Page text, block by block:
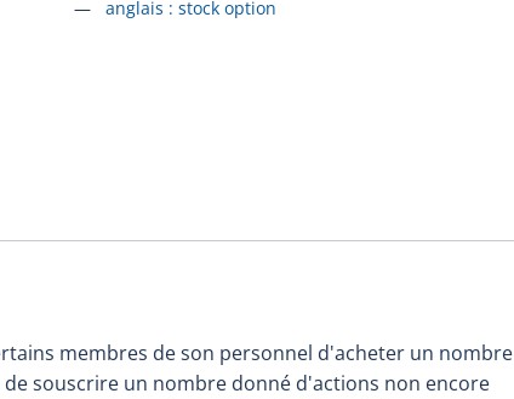
Accéder à la fiche en
anglais : stock option
membres de son personnel d'acheter un nombre
souscrire un nombre donné d'actions non encore